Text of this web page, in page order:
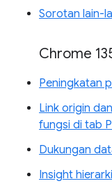
Sorotan lain-
Chrome
Peningkatan
Link origin
fungsi di tab
Dukungan
Insight